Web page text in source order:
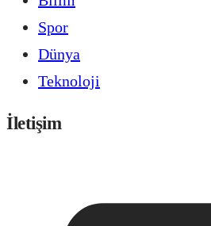
Spor
Dünya
Teknoloji
İletişim